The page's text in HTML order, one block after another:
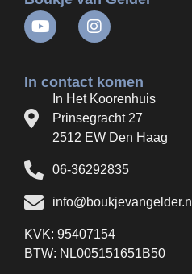
In contact komen
In Het Koorenhuis
Prinsegracht 27
2512 EW Den Haag
06-36292835
info@boukjevangelder.nl
KVK: 95407154
BTW: NL005151651B50